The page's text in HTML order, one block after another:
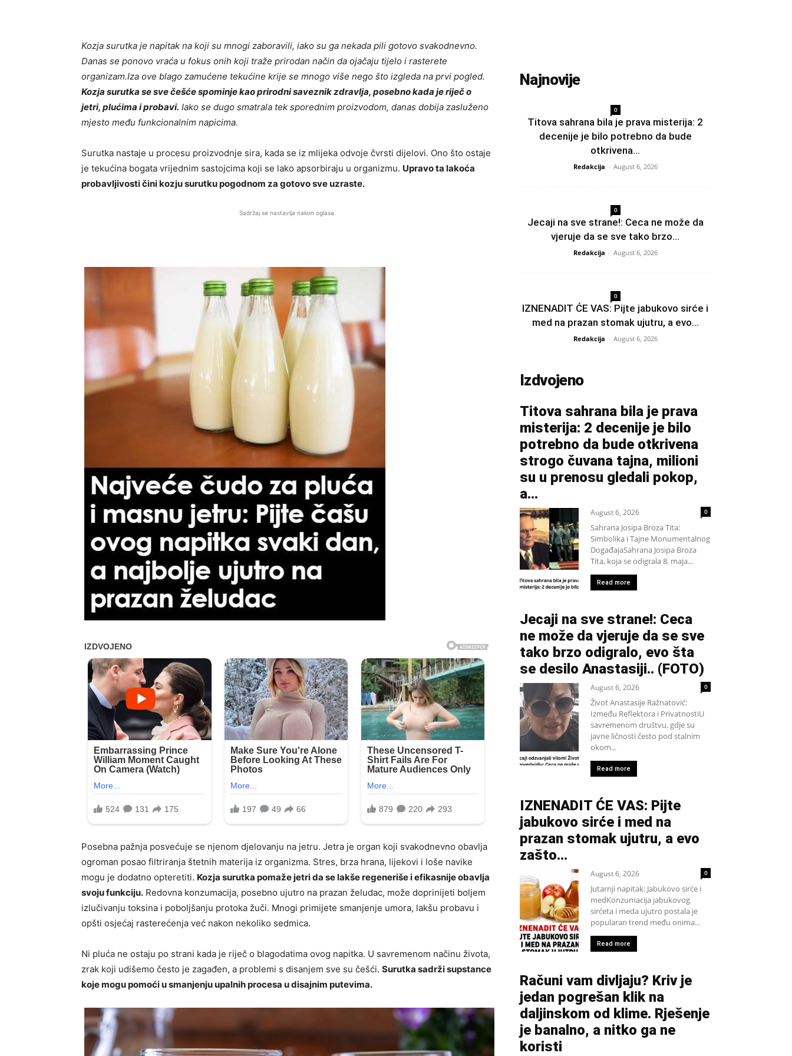
Kozja surutka je napitak na koji su mnogi zaboravili, iako su ga nekada pili gotovo svakodnevno.
Danas se ponovo vraća u fokus onih koji traže prirodan način da ojačaju tijelo i rasterete
organizam.Iza ove blago zamućene tekućine krije se mnogo više nego što izgleda na prvi pogled.
Kozja surutka se sve češće spominje kao prirodni saveznik zdravlja, posebno kada je riječ o
jetri, plućima i probavi. Iako se dugo smatrala tek sporednim proizvodom, danas dobija zasluženo
mjesto među funkcionalnim napicima.
Surutka nastaje u procesu proizvodnje sira, kada se iz mlijeka odvoje čvrsti dijelovi. Ono što ostaje
je tekućina bogata vrijednim sastojcima koji se lako apsorbiraju u organizmu. Upravo ta lakoća
probavljivosti čini kozju surutku pogodnom za gotovo sve uzraste.
Sadržaj se nastavlja nakon oglasa
Posebna pažnja posvećuje se njenom djelovanju na jetru. Jetra je organ koji svakodnevno obavlja
ogroman posao filtriranja štetnih materija iz organizma. Stres, brza hrana, lijekovi i loše navike
mogu je dodatno opteretiti. Kozja surutka pomaže jetri da se lakše regeneriše i efikasnije obavlja
svoju funkciju. Redovna konzumacija, posebno ujutro na prazan želudac, može doprinijeti boljem
izlučivanju toksina i poboljšanju protoka žuči. Mnogi primijete smanjenje umora, lakšu probavu i
opšti osjećaj rasterećenja već nakon nekoliko sedmica.
Ni pluća ne ostaju po strani kada je riječ o blagodatima ovog napitka. U savremenom načinu života,
zrak koji udišemo često je zagađen, a problemi s disanjem sve su češći. Surutka sadrži supstance
koje mogu pomoći u smanjenju upalnih procesa u disajnim putevima.
Najnovije
0
Titova sahrana bila je prava misterija: 2
decenije je bilo potrebno da bude
otkrivena...
Redakcija - August 6, 2026
0
Jecaji na sve strane!: Ceca ne može da
vjeruje da se sve tako brzo...
Redakcija - August 6, 2026
0
IZNENADIT ĆE VAS: Pijte jabukovo sirće i
med na prazan stomak ujutru, a evo...
Redakcija - August 6, 2026
Izdvojeno
Titova sahrana bila je prava
misterija: 2 decenije je bilo
potrebno da bude otkrivena
strogo čuvana tajna, milioni
su u prenosu gledali pokop,
a...
August 6, 2026 0
Sahrana Josipa Broza Tita:
Simbolika i Tajne Monumentalnog
DogađajaSahrana Josipa Broza
Tita, koja se odigrala 8. maja...
Read more
Jecaji na sve strane!: Ceca
ne može da vjeruje da se sve
tako brzo odigralo, evo šta
se desilo Anastasiji.. (FOTO)
August 6, 2026 0
Život Anastasije Ražnatović:
Između Reflektora i PrivatnostiU
savremenom društvu, gdje su
javne ličnosti često pod stalnim
okom...
Read more
IZNENADIT ĆE VAS: Pijte
jabukovo sirće i med na
prazan stomak ujutru, a evo
zašto…
August 6, 2026 0
Jutarnji napitak: Jabukovo sirće i
medKonzumacija jabukovog
sirćeta i meda ujutro postala je
popularan trend među onima...
Read more
Računi vam divljaju? Kriv je
jedan pogrešan klik na
daljinskom od klime. Rješenje
je banalno, a nitko ga ne
koristi